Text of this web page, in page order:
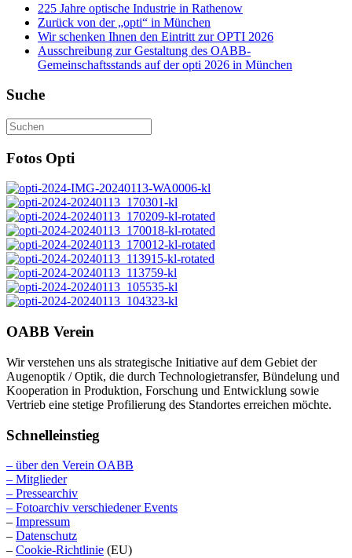
225 Jahre optische Industrie in Rathenow
Zurück von der „opti“ in München
Wir schenken Ihnen den Eintritt zur OPTI 2026
Ausschreibung zur Gestaltung des OABB-
Gemeinschaftsstands auf der opti 2026 in München
Suche
Fotos Opti
OABB Verein
Wir verstehen uns als strategische Initiative auf dem Gebiet der
Augenoptik / Optik, die durch Technologietransfer, Bündelung und
Kooperation in Produktion, Forschung und Entwicklung sowie
Vertrieb eine stetige Profilierung des Standortes erreichen möchte.
Schnelleinstieg
– über den Verein OABB
– Mitglieder
– Pressearchiv
– Fotoarchiv verschiedener Events
– Impressum
– Datenschutz
– Cookie-Richtlinie (EU)